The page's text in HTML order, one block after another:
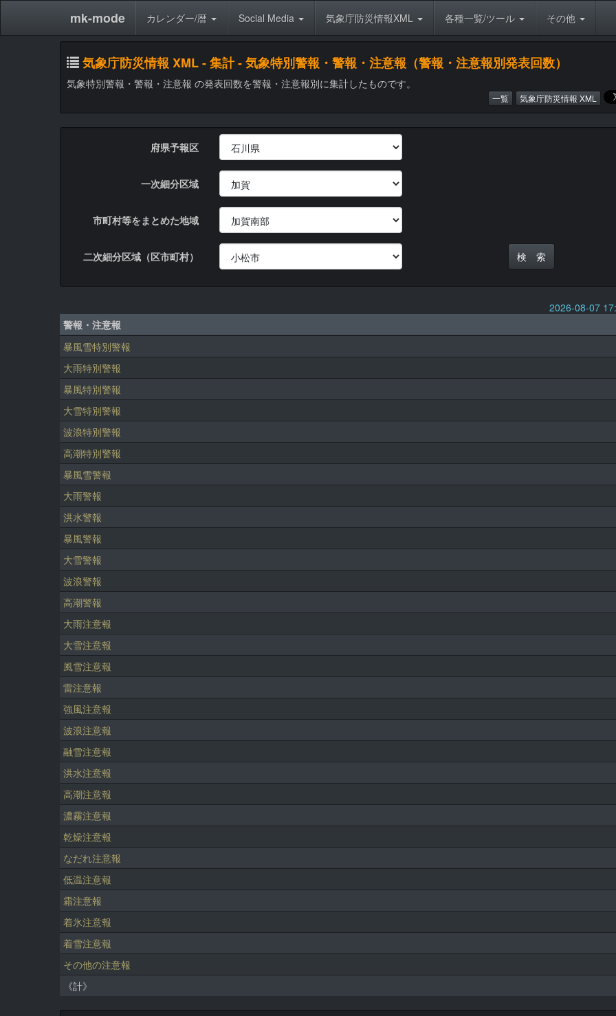
mk-mode カレンダー/暦 Social Media 気象庁防災情報XML 各種一覧/ツール その他
気象庁防災情報 XML - 集計 - 気象特別警報・警報・注意報（警報・注意報別発表回数）
気象特別警報・警報・注意報 の発表回数を警報・注意報別に集計したものです。
一覧 気象庁防災情報 XML
府県予報区
一次細分区域
市町村等をまとめた地域
二次細分区域（区市町村）
2026-08-07
警報・注意報
暴風雪特別警報
大雨特別警報
暴風特別警報
大雪特別警報
波浪特別警報
高潮特別警報
暴風雪警報
大雨警報
洪水警報
暴風警報
大雪警報
波浪警報
高潮警報
大雨注意報
大雪注意報
風雪注意報
雷注意報
強風注意報
波浪注意報
融雪注意報
洪水注意報
高潮注意報
濃霧注意報
乾燥注意報
なだれ注意報
低温注意報
霜注意報
着氷注意報
着雪注意報
その他の注意報
《計》